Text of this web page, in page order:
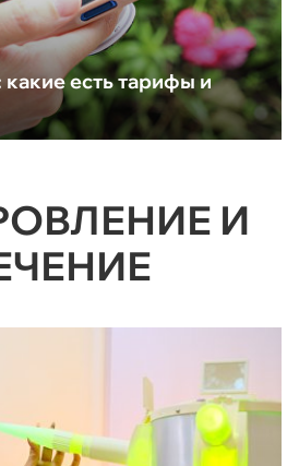
есть тарифы и
И